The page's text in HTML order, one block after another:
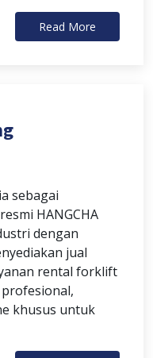
Read More
sebagai
HANGCHA
dengan
jual
rental forklift
khusus untuk